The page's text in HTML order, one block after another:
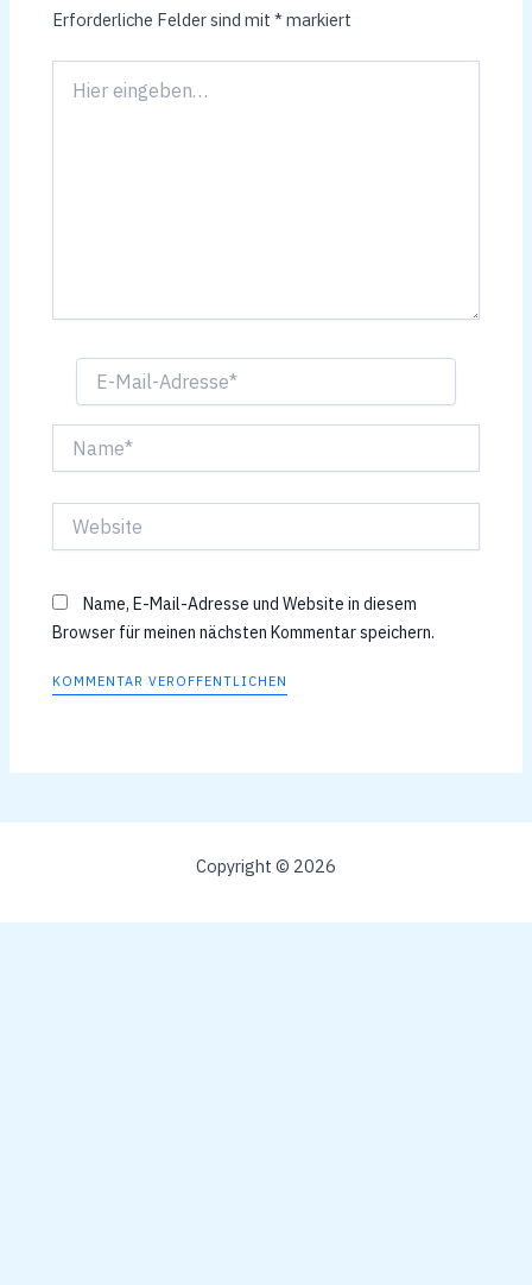
Erforderliche Felder sind mit*markiert
eingeben…
E-
Mail-
Website
Name, E-Mail-Adresse und Website in diesem
Browser für meinen nächsten Kommentar speichern.
Copyright © 2026